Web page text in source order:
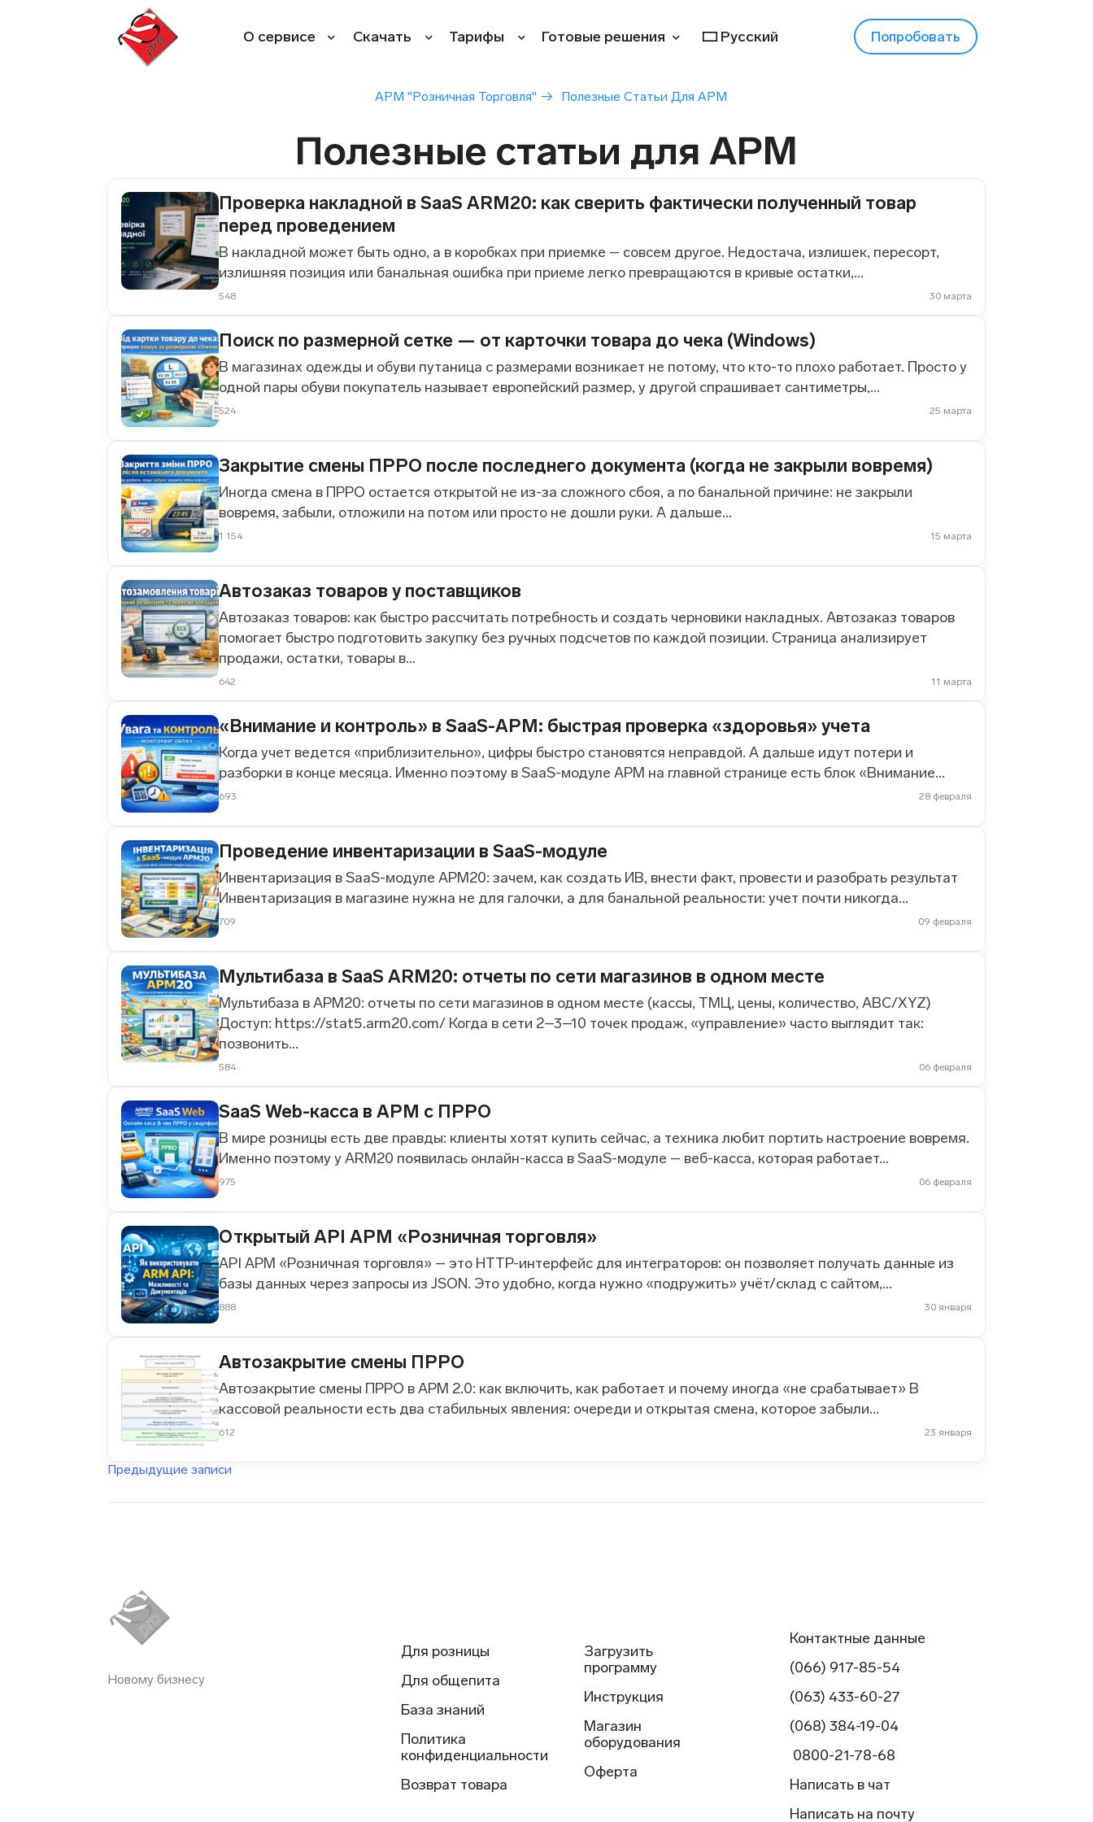
О сервисе Скачать Тарифы Готовые решения Русский Попробовать
АРМ "Розничная Торговля" → Полезные Статьи Для АРМ
Полезные статьи для АРМ
Проверка накладной в SaaS ARM20: как сверить фактически полученный товар
перед проведением
В накладной может быть одно, а в коробках при приемке – совсем другое. Недостача, излишек, пересорт,
излишняя позиция или банальная ошибка при приеме легко превращаются в кривые остатки,...
548 30 марта
Поиск по размерной сетке — от карточки товара до чека (Windows)
В магазинах одежды и обуви путаница с размерами возникает не потому, что кто-то плохо работает. Просто у
одной пары обуви покупатель называет европейский размер, у другой спрашивает сантиметры,...
524 25 марта
Закрытие смены ПРРО после последнего документа (когда не закрыли вовремя)
Иногда смена в ПРРО остается открытой не из-за сложного сбоя, а по банальной причине: не закрыли
вовремя, забыли, отложили на потом или просто не дошли руки. А дальше...
1 154 15 марта
Автозаказ товаров у поставщиков
Автозаказ товаров: как быстро рассчитать потребность и создать черновики накладных. Автозаказ товаров
помогает быстро подготовить закупку без ручных подсчетов по каждой позиции. Страница анализирует
продажи, остатки, товары в...
642 11 марта
«Внимание и контроль» в SaaS-АРМ: быстрая проверка «здоровья» учета
Когда учет ведется «приблизительно», цифры быстро становятся неправдой. А дальше идут потери и
разборки в конце месяца. Именно поэтому в SaaS-модуле АРМ на главной странице есть блок «Внимание...
693 28 февраля
Проведение инвентаризации в SaaS-модуле
Инвентаризация в SaaS-модуле АРМ20: зачем, как создать ИВ, внести факт, провести и разобрать результат
Инвентаризация в магазине нужна не для галочки, а для банальной реальности: учет почти никогда...
709 09 февраля
Мультибаза в SaaS ARM20: отчеты по сети магазинов в одном месте
Мультибаза в АРМ20: отчеты по сети магазинов в одном месте (кассы, ТМЦ, цены, количество, ABC/XYZ)
Доступ: https://stat5.arm20.com/ Когда в сети 2–3–10 точек продаж, «управление» часто выглядит так:
позвонить...
584 06 февраля
SaaS Web-касса в АРМ с ПРРО
В мире розницы есть две правды: клиенты хотят купить сейчас, а техника любит портить настроение вовремя.
Именно поэтому у ARM20 появилась онлайн-касса в SaaS-модуле – веб-касса, которая работает...
975 06 февраля
Открытый API АРМ «Розничная торговля»
API АРМ «Розничная торговля» – это HTTP-интерфейс для интеграторов: он позволяет получать данные из
базы данных через запросы из JSON. Это удобно, когда нужно «подружить» учёт/склад с сайтом,...
888 30 января
Автозакрытие смены ПРРО
Автозакрытие смены ПРРО в АРМ 2.0: как включить, как работает и почему иногда «не срабатывает» В
кассовой реальности есть два стабильных явления: очереди и открытая смена, которое забыли...
612 23 января
Навигация
Предыдущие записи
Новому бизнесу
Для розницы
Для общепита
База знаний
Политика
конфиденциальности
Возврат товара
Загрузить
программу
Инструкция
Магазин
оборудования
Оферта
Контактные данные
(066) 917-85-54
(063) 433-60-27
(068) 384-19-04
0800-21-78-68
Написать в чат
Написать на почту